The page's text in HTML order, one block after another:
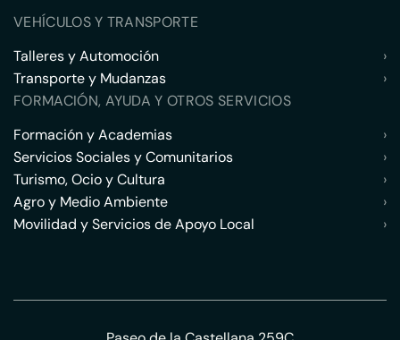
VEHÍCULOS Y TRANSPORTE
Talleres y Automoción
›
Transporte y Mudanzas
›
FORMACIÓN, AYUDA Y OTROS SERVICIOS
Formación y Academias
›
Servicios Sociales y Comunitarios
›
Turismo, Ocio y Cultura
›
Agro y Medio Ambiente
›
Movilidad y Servicios de Apoyo Local
›